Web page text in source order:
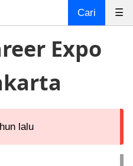
☰
Cari
Expo
lalu